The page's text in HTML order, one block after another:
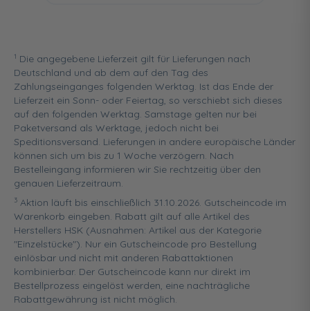
1 Die angegebene Lieferzeit gilt für Lieferungen nach
Deutschland und ab dem auf den Tag des
Zahlungseinganges folgenden Werktag. Ist das Ende der
Lieferzeit ein Sonn- oder Feiertag, so verschiebt sich dieses
auf den folgenden Werktag. Samstage gelten nur bei
Paketversand als Werktage, jedoch nicht bei
Speditionsversand. Lieferungen in andere europäische Länder
können sich um bis zu 1 Woche verzögern. Nach
Bestelleingang informieren wir Sie rechtzeitig über den
genauen Lieferzeitraum.
3 Aktion läuft bis einschließlich 31.10.2026. Gutscheincode im
Warenkorb eingeben. Rabatt gilt auf alle Artikel des
Herstellers HSK (Ausnahmen: Artikel aus der Kategorie
"Einzelstücke"). Nur ein Gutscheincode pro Bestellung
einlösbar und nicht mit anderen Rabattaktionen
kombinierbar. Der Gutscheincode kann nur direkt im
Bestellprozess eingelöst werden, eine nachträgliche
Rabattgewährung ist nicht möglich.